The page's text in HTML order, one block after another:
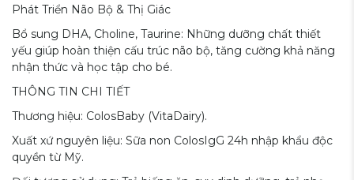
Phát Triển Não Bộ & Thị Giác
Bổ sung DHA, Choline, Taurine: Những dưỡng chất thiết
yếu giúp hoàn thiện cấu trúc não bộ, tăng cường khả năng
nhận thức và học tập cho bé.
THÔNG TIN CHI TIẾT
Thương hiệu: ColosBaby (VitaDairy).
Xuất xứ nguyên liệu: Sữa non ColosIgG 24h nhập khẩu độc
quyền từ Mỹ.